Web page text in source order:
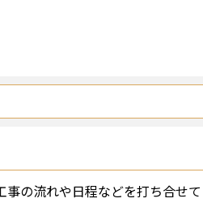
の流れや日程などを打ち合せて